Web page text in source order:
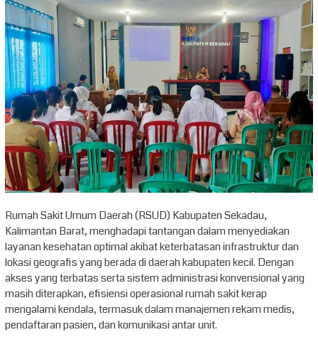
Rumah Sakit Umum Daerah (RSUD) Kabupaten Sekadau,
Kalimantan Barat, menghadapi tantangan dalam menyediakan
layanan kesehatan optimal akibat keterbatasan infrastruktur dan
lokasi geografis yang berada di daerah kabupaten kecil. Dengan
akses yang terbatas serta sistem administrasi konvensional yang
masih diterapkan, efisiensi operasional rumah sakit kerap
mengalami kendala, termasuk dalam manajemen rekam medis,
pendaftaran pasien, dan komunikasi antar unit.